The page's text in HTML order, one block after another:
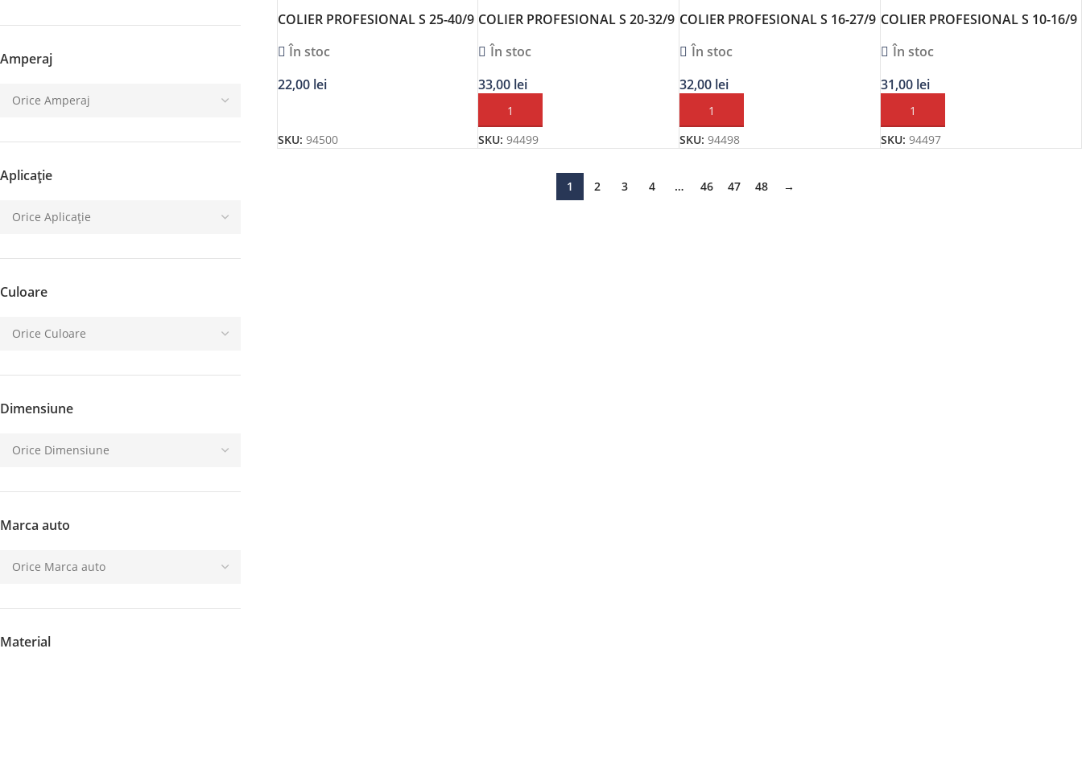
Amperaj
Aplicație
Culoare
Dimensiune
Marca auto
Material
COLIER PROFESIONAL S 25-40/9
În stoc
22,00 lei
SKU: 94500
COLIER PROFESIONAL S 20-32/9
În stoc
33,00 lei
ADAUGĂ ÎN COȘ
SKU:94499
COLIER PROFESIONAL S 16-27/9
În stoc
32,00 lei
ADAUGĂ ÎN COȘ
SKU:94498
COLIER PROFESIONAL S 10-16/9
În stoc
31,00 lei
ADAUGĂ ÎN COȘ
SKU:94497
1 2 3 4 … 46 47 48 →